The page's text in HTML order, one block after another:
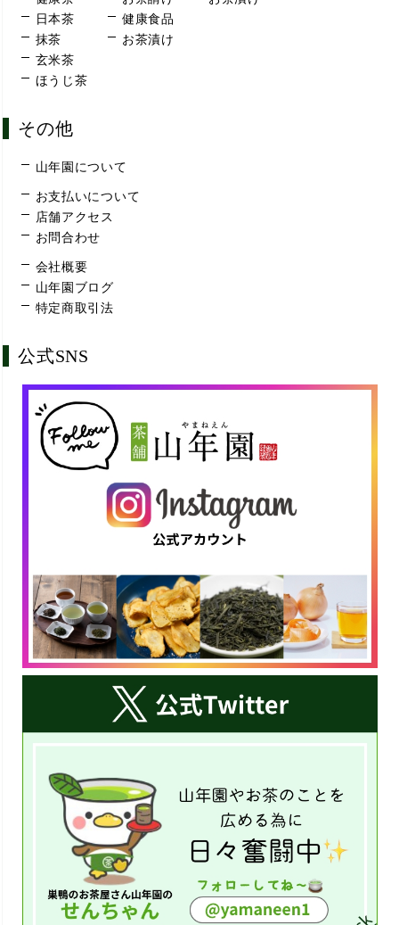
日本茶
抹茶
玄米茶
ほうじ茶
健康食品
お茶漬け
その他
山年園について
お支払いについて
店舗アクセス
お問合わせ
会社概要
山年園ブログ
特定商取引法
公式SNS